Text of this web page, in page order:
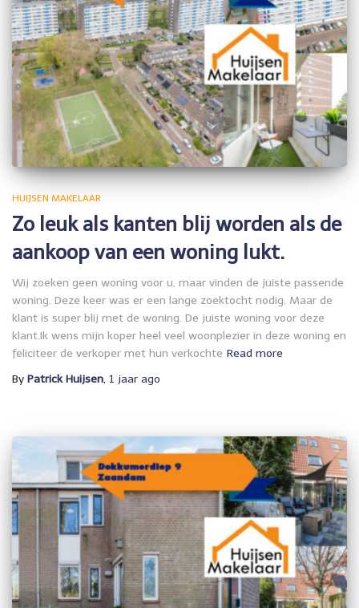
HUIJSEN MAKELAAR
Zo leuk als kanten blij worden als de
aankoop van een woning lukt.
Wij zoeken geen woning voor u, maar vinden de juiste passende
woning. Deze keer was er een lange zoektocht nodig. Maar de
klant is super blij met de woning. De juiste woning voor deze
klant.Ik wens mijn koper heel veel woonplezier in deze woning en
feliciteer de verkoper met hun verkochte Read more
By Patrick Huijsen, 1 jaar ago